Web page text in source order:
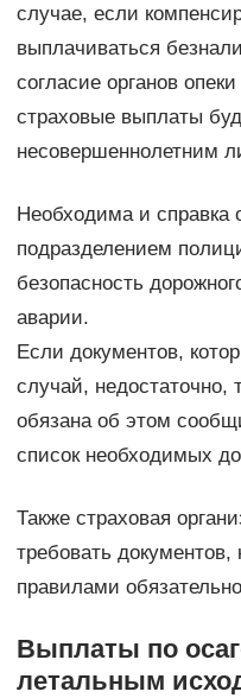
случае, если
выплачиваться
согласие органов
страховые выплаты
несовершеннолетним
Необходима и
подразделением
безопасность
аварии.
Если документов,
случай, недостаточно,
обязана об этом
список необходимых
Также страховая
требовать
правилами
Выплаты по
летальным